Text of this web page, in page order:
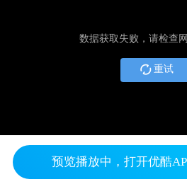
数据获取失败，请检查
重试
预览播放中，打开优酷